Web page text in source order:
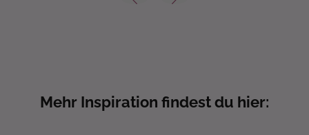
Mehr Inspiration findest du hier: